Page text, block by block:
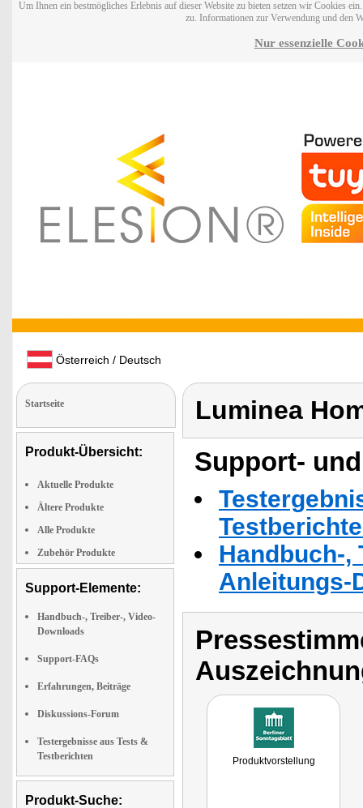
Um Ihnen ein bestmögliches Erlebnis auf dieser Website zu bieten setzen wir Cookies
zu. Informationen zur Verwendung und den
Nur essenzielle
Österreich / Deutsch
Startseite
Produkt-Übersicht:
Aktuelle Produkte
Ältere Produkte
Alle Produkte
Zubehör Produkte
Support-Elemente:
Handbuch-, Treiber-, Video-
Downloads
Support-FAQs
Erfahrungen, Beiträge
Diskussions-Forum
Testergebnisse aus Tests &
Testberichten
Produkt-Suche:
Luminea
Support-
Handbuch-,
Anleitungs-
Produktvorstellung